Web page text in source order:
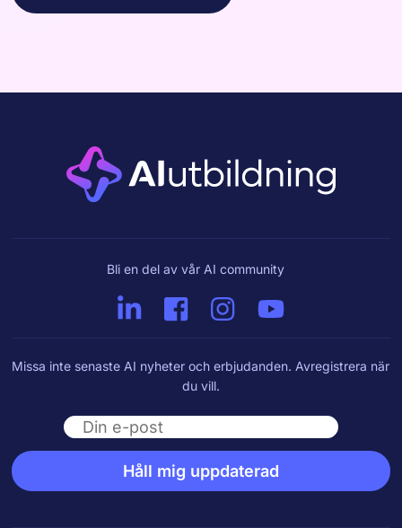
Bli en del av vår AI community
Missa inte senaste AI nyheter och erbjudanden. Avregistrera när
du vill.
Email
Håll mig uppdaterad